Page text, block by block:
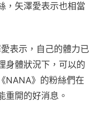
，矢澤愛表示也相當
表示，自己的體力已
身體狀況下，可以的
NANA》的粉絲們在
重開的好消息。